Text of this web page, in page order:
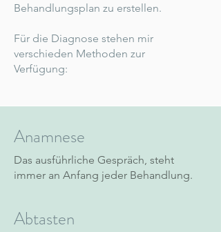
Behandlungsplan zu erstellen.
Für die Diagnose stehen mir
verschieden Methoden zur
Verfügung:
Anamnese
Das ausführliche Gespräch, steht
immer an Anfang jeder Behandlung.
Abtasten